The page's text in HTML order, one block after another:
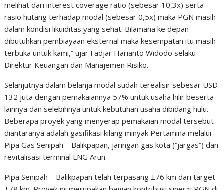
melihat dari interest coverage ratio (sebesar 10,3x) serta
rasio hutang terhadap modal (sebesar 0,5x) maka PGN masih
dalam kondisi likuiditas yang sehat. Bilamana ke depan
dibutuhkan pembiayaan eksternal maka kesempatan itu masih
terbuka untuk kami,” ujar Fadjar Harianto Widodo selaku
Direktur Keuangan dan Manajemen Risiko.
Selanjutnya dalam belanja modal sudah terealisir sebesar USD
132 juta dengan pemakaiannya 57% untuk usaha hilir beserta
lainnya dan selebihnya untuk kebutuhan usaha dibidang hulu.
Beberapa proyek yang menyerap pemakaian modal tersebut
diantaranya adalah gasifikasi kilang minyak Pertamina melalui
Pipa Gas Senipah – Balikpapan, jaringan gas kota (“jargas”) dan
revitalisasi terminal LNG Arun.
Pipa Senipah – Balikpapan telah terpasang ±76 km dari target